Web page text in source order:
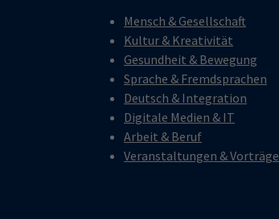
Mensch & Gesellschaft
Kultur & Kreativität
Gesundheit & Bewegung
Sprache & Fremdsprachen
Deutsch & Integration
Digitale Medien & IT
Arbeit & Beruf
Veranstaltungen & Vorträge